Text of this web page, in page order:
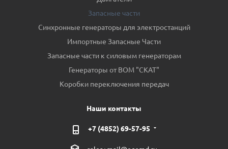
Запасные части
Синхронные генераторы для электростанций
Импортные Запасные Части
Запасные части к силовым генераторам
Генераторы от ВОМ "СКАТ"
Коробки переключения передач
Наши контакты
+7 (4852) 69-57-95